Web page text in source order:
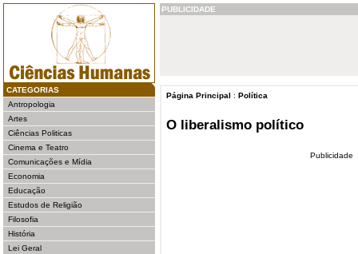
CATEGORIAS
Antropologia
Artes
Ciências Politicas
Cinema e Teatro
Comunicações e Mídia
Economia
Educação
Estudos de Religião
Filosofia
História
Lei Geral
PUBLICIDADE
Página Principal : Política
O liberalismo político
Publicidade